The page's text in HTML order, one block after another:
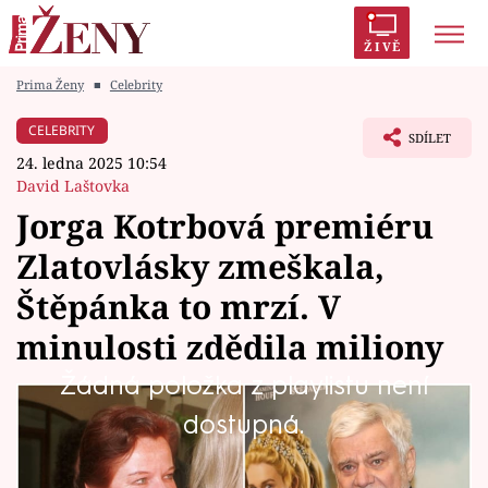
ŽIVĚ
Módní alarm
Témata
Celebrity
Vztahy
Seriály
Prima Ženy ■ Celebrity
CELEBRITY
24. ledna 2025 10:54
David Laštovka
SDÍLET
Jorga Kotrbová premiéru
Zlatovlásky zmeškala,
Štěpánka to mrzí. V
minulosti zdědila miliony
Žádná položka z playlistu není
dostupná.
Pohádka Zlatovláska, v níž před dvaapadesáti
lety jako princezna zazářila Jorga Kotrbová a v
roli kuchaře Jiříka Petr Štěpánek, se dočkala